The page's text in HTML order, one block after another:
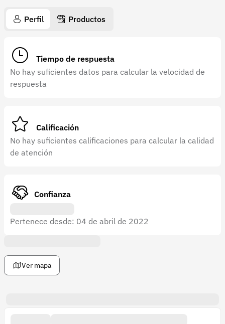
Perfil Productos
Tiempo de respuesta
No hay suficientes datos para calcular la velocidad de
respuesta
Calificación
No hay suficientes calificaciones para calcular la calidad
de atención
Confianza
Pertenece desde: 04 de abril de 2022
Ver mapa
Cuenta
Registrarse
Recuperar contraseña
Soporte
+57 323 2931928
contacto@croper.com
Versión 5.45.0